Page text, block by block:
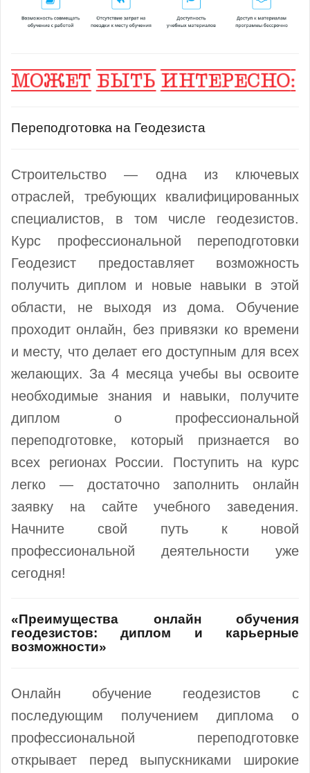
Переподготовка на Геодезиста
Строительство — одна из ключевых
отраслей, требующих квалифицированных
специалистов, в том числе геодезистов.
Курс профессиональной переподготовки
Геодезист предоставляет возможность
получить диплом и новые навыки в этой
области, не выходя из дома. Обучение
проходит онлайн, без привязки ко времени
и месту, что делает его доступным для всех
желающих. За 4 месяца учебы вы освоите
необходимые знания и навыки, получите
диплом о профессиональной
переподготовке, который признается во
всех регионах России. Поступить на курс
легко — достаточно заполнить онлайн
заявку на сайте учебного заведения.
Начните свой путь к новой
профессиональной деятельности уже
сегодня!
«Преимущества онлайн обучения
геодезистов: диплом и карьерные
возможности»
Онлайн обучение геодезистов с
последующим получением диплома о
профессиональной переподготовке
открывает перед выпускниками широкие